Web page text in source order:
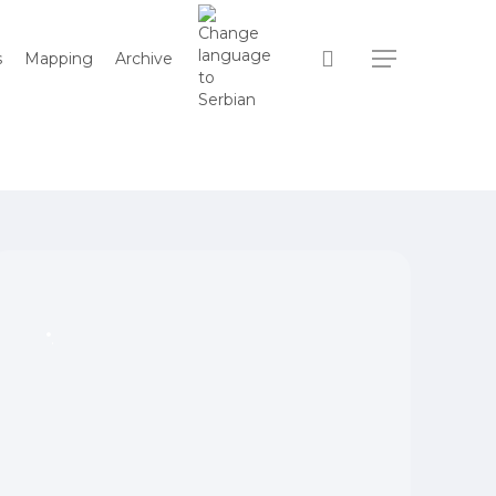
Mapping Archive search
Menu